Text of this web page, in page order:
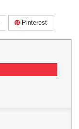
Pinterest